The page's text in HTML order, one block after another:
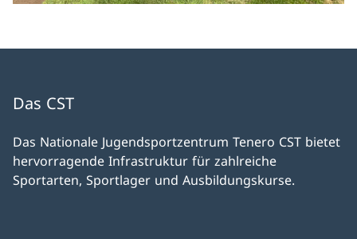
Das CST
Das Nationale Jugendsportzentrum Tenero CST bietet
hervorragende Infrastruktur für zahlreiche
Sportarten, Sportlager und Ausbildungskurse.